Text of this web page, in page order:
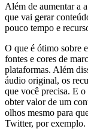
Além de aumentar a
que vai gerar
pouco tempo e
O que é ótimo sobre
fontes e cores de
plataformas. Além
áudio original, os
que você precisa. E
obter valor de um
olhos mesmo para
Twitter, por exemplo.